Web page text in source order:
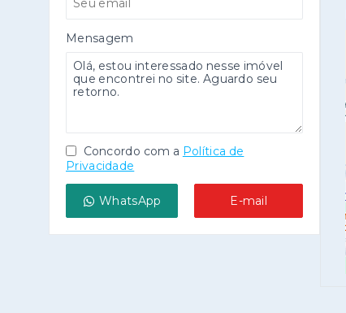
Mensagem
Concordo com a Política de
Privacidade
WhatsApp E-mail